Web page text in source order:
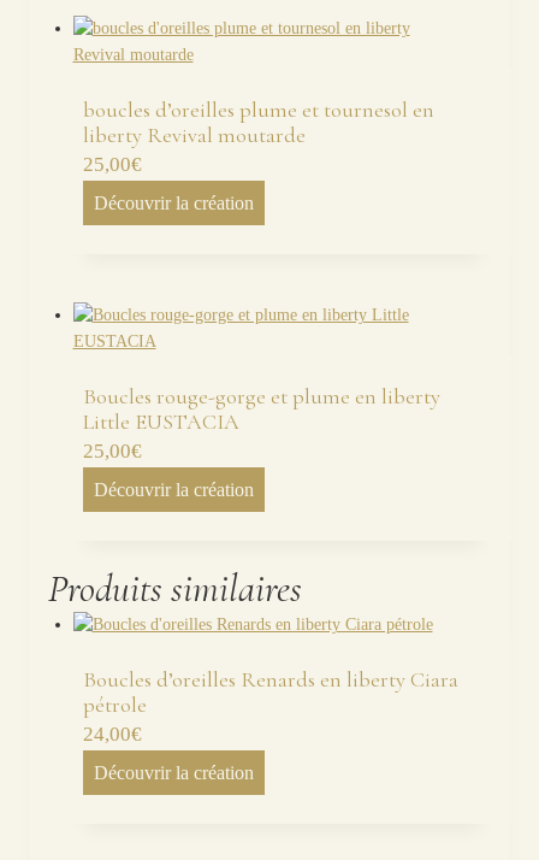
boucles d’oreilles plume et tournesol en
liberty Revival moutarde
25,00€
Découvrir la création
Boucles rouge-gorge et plume en liberty
Little EUSTACIA
25,00€
Découvrir la création
Produits similaires
Boucles d’oreilles Renards en liberty Ciara
pétrole
24,00€
Découvrir la création